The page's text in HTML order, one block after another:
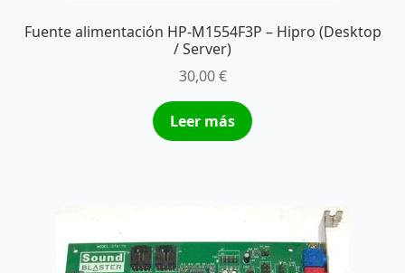
Fuente alimentación HP-M1554F3P – Hipro (Desktop
/ Server)
30,00€
Leer más